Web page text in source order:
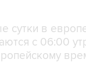
сутки в
c 06:00